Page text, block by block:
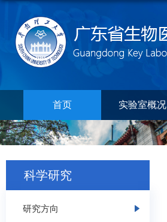
首页 实验室概况
科学研究
研究方向